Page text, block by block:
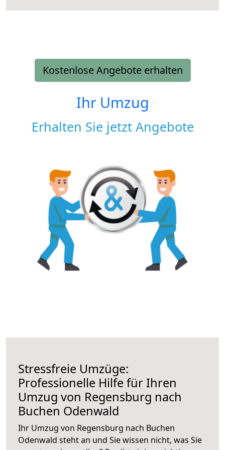
Kostenlose Angebote erhalten
Ihr Umzug
Erhalten Sie jetzt Angebote
Stressfreie Umzüge:
Professionelle Hilfe für Ihren
Umzug von Regensburg nach
Buchen Odenwald
Ihr Umzug von Regensburg nach Buchen
Odenwald steht an und Sie wissen nicht, was Sie